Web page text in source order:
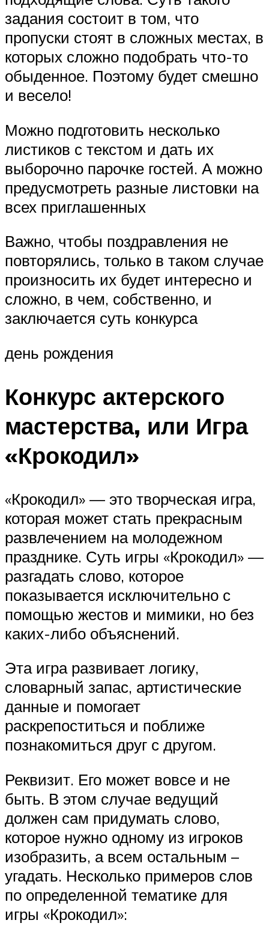
задания состоит в том, что
пропуски стоят в сложных местах, в
которых сложно подобрать что-то
обыденное. Поэтому будет смешно
и весело!
Можно подготовить несколько
листиков с текстом и дать их
выборочно парочке гостей. А можно
предусмотреть разные листовки на
всех приглашенных
Важно, чтобы поздравления не
повторялись, только в таком случае
произносить их будет интересно и
сложно, в чем, собственно, и
заключается суть конкурса
день рождения
Конкурс актерского
мастерства, или Игра
«Крокодил»
«Крокодил» — это творческая игра,
которая может стать прекрасным
развлечением на молодежном
празднике. Суть игры «Крокодил» —
разгадать слово, которое
показывается исключительно с
помощью жестов и мимики, но без
каких-либо объяснений.
Эта игра развивает логику,
словарный запас, артистические
данные и помогает
раскрепоститься и поближе
познакомиться друг с другом.
Реквизит. Его может вовсе и не
быть. В этом случае ведущий
должен сам придумать слово,
которое нужно одному из игроков
изобразить, а всем остальным –
угадать. Несколько примеров слов
по определенной тематике для
игры «Крокодил»: